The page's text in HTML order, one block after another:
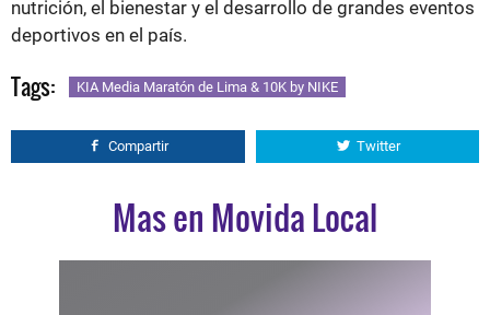
nutrición, el bienestar y el desarrollo de grandes eventos
deportivos en el país.
Tags: KIA Media Maratón de Lima & 10K by NIKE
Compartir Twitter
Mas en Movida Local